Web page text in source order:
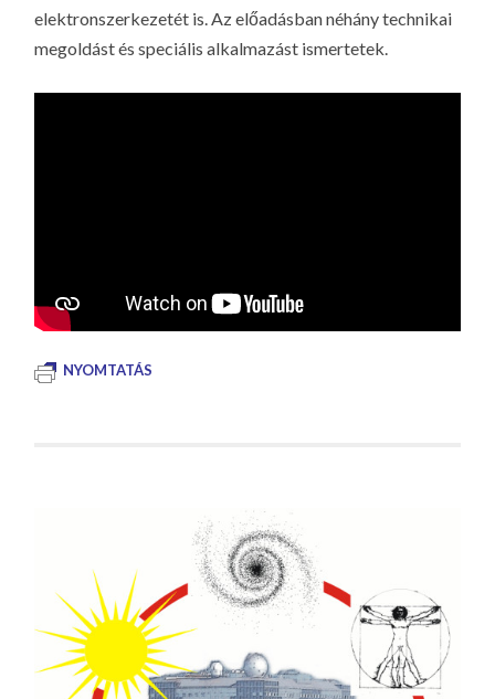
elektronszerkezetét is. Az előadásban néhány technikai
megoldást és speciális alkalmazást ismertetek.
NYOMTATÁS